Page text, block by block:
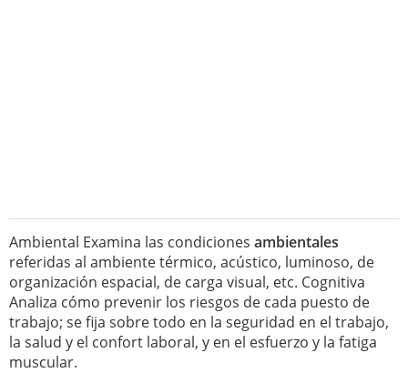
Ambiental Examina las condiciones ambientales
referidas al ambiente térmico, acústico, luminoso, de
organización espacial, de carga visual, etc. Cognitiva
Analiza cómo prevenir los riesgos de cada puesto de
trabajo; se fija sobre todo en la seguridad en el trabajo,
la salud y el confort laboral, y en el esfuerzo y la fatiga
muscular.